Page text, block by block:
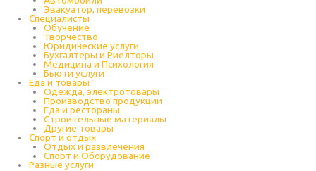
Эвакуатор, перевозки
Специалисты
Обучение
Творчество
Юридические услуги
Бухгалтеры и Риелторы
Медицина и Психология
Бьюти услуги
Еда и товары
Одежда, электротовары
Производство продукции
Еда и рестораны
Строительные материалы
Другие товары
Спорт и отдых
Отдых и развлечения
Спорт и Оборудование
Разные услуги